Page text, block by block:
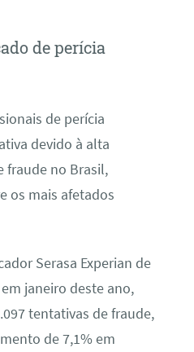
de perícia
de perícia
devido à alta
fraude no Brasil,
os mais afetados
Serasa Experian de
janeiro deste ano,
tentativas de fraude,
de 7,1% em